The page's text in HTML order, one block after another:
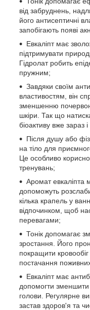
від забруднень,
його антисептичні
запобігають появі
Евкаліпт має
підтримувати
Гідролат робить
пружним;
Завдяки своїм
властивостям, він
зменшенню
шкіри. Так що
біоактиву вже
Після душу або
на тіло для
Це особливо
тренувань;
Аромат евкаліпта
допоможуть
кілька крапель у
відпочинком, щоб
перевагами;
Тонік допомагає
зростання. Його
покращити кровообіг
постачання
Евкаліпт має
допомогти зменшити
голови. Регулярне
застав здоров'я та